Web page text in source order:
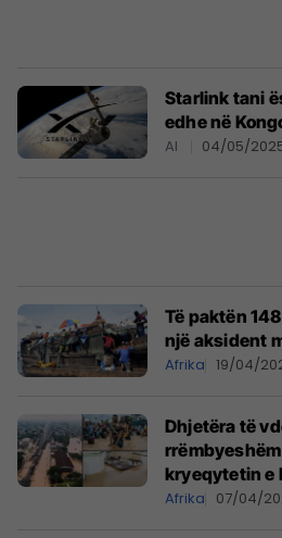
Starlink tani
edhe në
AI 04/05/
Të paktën
një aksident
Afrika 19/04/
Dhjetëra të
kryeqytetin e
tregojnë
Afrika 07/04/